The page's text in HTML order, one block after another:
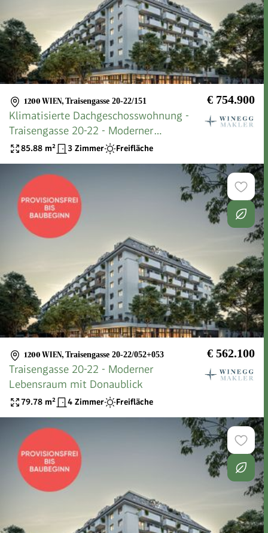
1200 WIEN, Traisengasse 20-22/151 € 754.900
Klimatisierte Dachgeschosswohnung -
Traisengasse 20-22 - Moderner
Lebensraum mit Donaublick
85.88 m² 3 Zimmer Freifläche
1200 WIEN, Traisengasse 20-22/052+053 € 562.100
Traisengasse 20-22 - Moderner
Lebensraum mit Donaublick
79.78 m² 4 Zimmer Freifläche